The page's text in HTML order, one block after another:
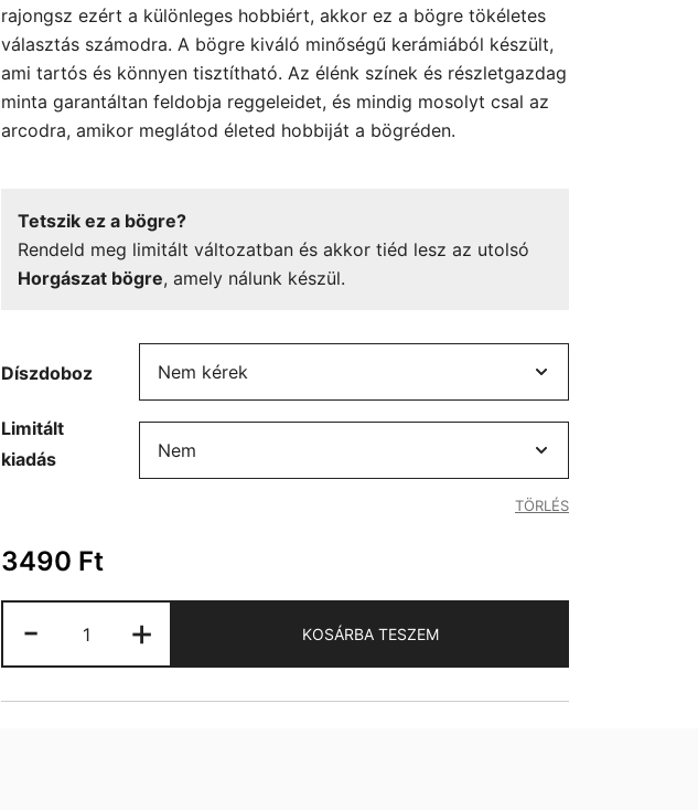
rajongsz ezért a különleges hobbiért, akkor ez a bögre tökéletes
választás számodra. A bögre kiváló minőségű kerámiából készült,
ami tartós és könnyen tisztítható. Az élénk színek és részletgazdag
minta garantáltan feldobja reggeleidet, és mindig mosolyt csal az
arcodra, amikor meglátod életed hobbiját a bögréden.
Tetszik ez a bögre?
Rendeld meg limitált változatban és akkor tiéd lesz az utolsó
Horgászat bögre, amely nálunk készül.
Díszdoboz
Limitált
kiadás
TÖRLÉS
3490 Ft
-
bögre
mennyiség
+ KOSÁRBA TESZEM